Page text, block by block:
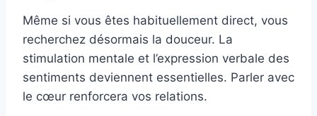
Même si vous êtes habituellement direct, vous
recherchez désormais la douceur. La
stimulation mentale et l’expression verbale des
sentiments deviennent essentielles. Parler avec
le cœur renforcera vos relations.